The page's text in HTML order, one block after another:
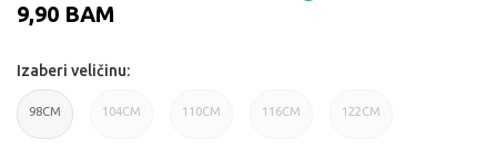
9,90 BAM
Izaberi veličinu:
98CM 104CM 110CM 116CM 122CM